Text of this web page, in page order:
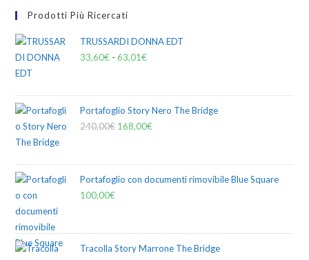
Prodotti Più Ricercati
TRUSSARDI DONNA EDT
33,60€ - 63,01€
Portafoglio Story Nero The Bridge
240,00€ 168,00€
Portafoglio con documenti rimovibile Blue Square
100,00€
Tracolla Story Marrone The Bridge